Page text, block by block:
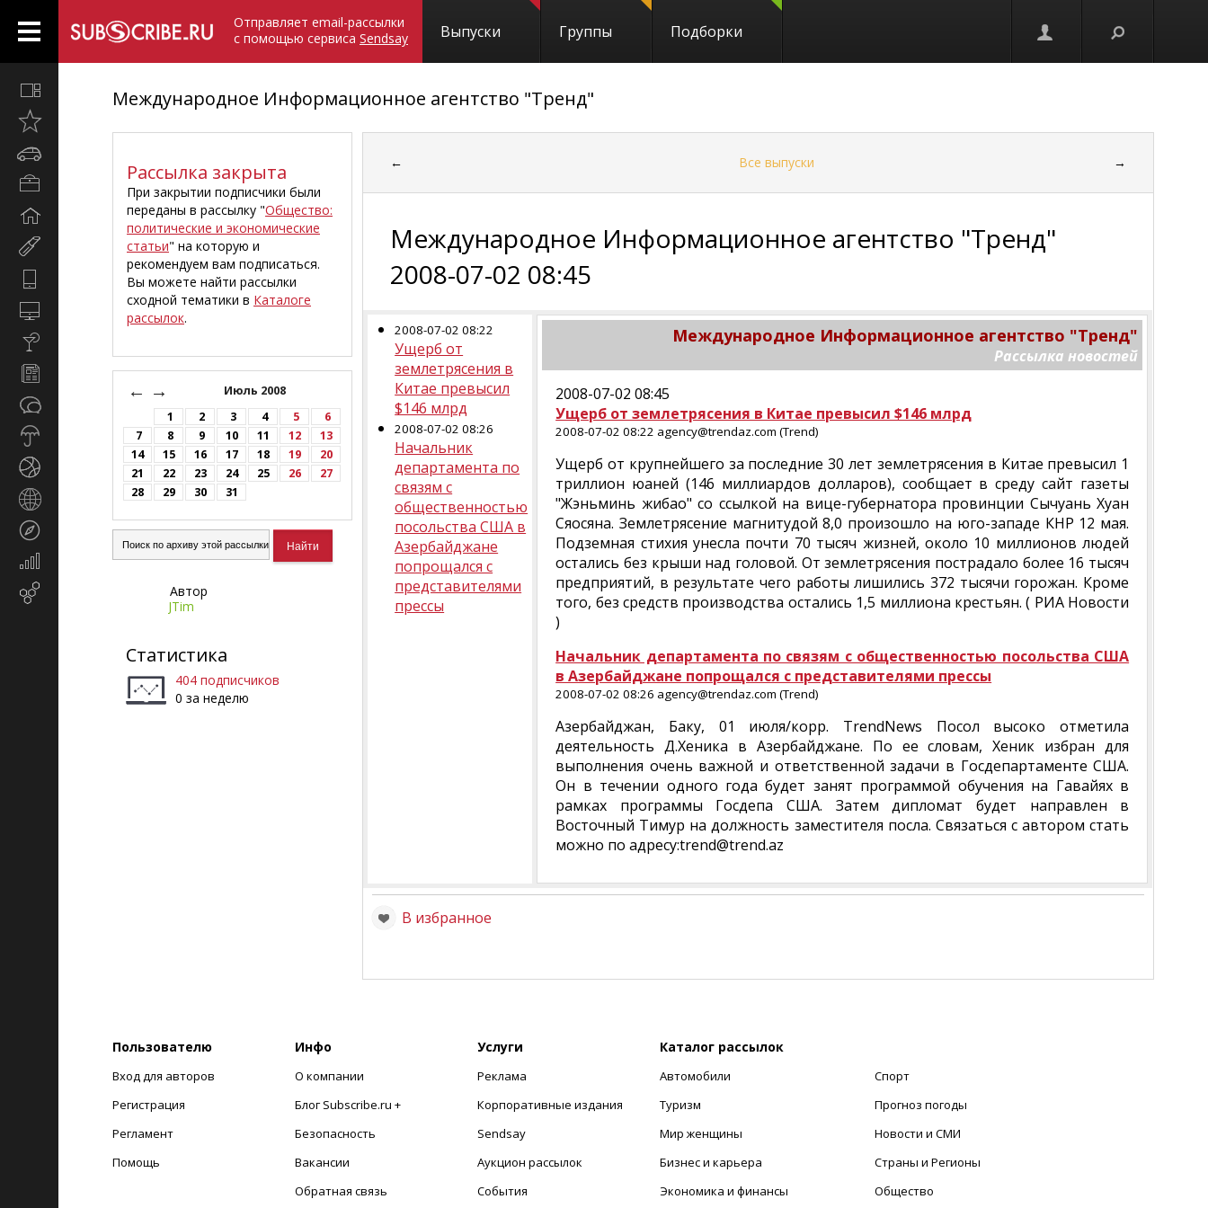
Отправляет email-рассылки
с помощью сервиса Sendsay Выпуски Группы Подборки
недавно
Компьютеры
Новости
регионы
Экономика
Международное Информационное агентство "Тренд"
Рассылка закрыта
При закрытии подписчики были
переданы в рассылку "Общество:
политические и экономические
статьи" на которую и
рекомендуем вам подписаться.
Вы можете найти рассылки
сходной тематики в Каталоге
рассылок.
← Июль 2008
→
1 2 3 4 5
6
7
8 9 10 11 12
13
14
15 16 17 18 19
20
21
22 23 24 25 26
27
28
29 30 31
Автор
JTim
Статистика
404 подписчиков
0 за неделю
← Все выпуски →
Международное Информационное агентство "Тренд"
2008-07-02 08:45
2008-07-02 08:22
Ущерб от
землетрясения в
Китае превысил
$146 млрд
2008-07-02 08:26
Начальник
департамента по
связям с
общественностью
посольства США в
Азербайджане
попрощался с
представителями
прессы
Международное Информационное агентство "Тренд"
Рассылка новостей
2008-07-02 08:45
Ущерб от землетрясения в Китае превысил $146 млрд
2008-07-02 08:22 agency@trendaz.com (Trend)
Ущерб от крупнейшего за последние 30 лет землетрясения в Китае превысил 1
триллион юаней (146 миллиардов долларов), сообщает в среду сайт газеты
"Жэньминь жибао" со ссылкой на вице-губернатора провинции Сычуань Хуан
Сяосяна. Землетрясение магнитудой 8,0 произошло на юго-западе КНР 12 мая.
Подземная стихия унесла почти 70 тысяч жизней, около 10 миллионов людей
остались без крыши над головой. От землетрясения пострадало более 16 тысяч
предприятий, в результате чего работы лишились 372 тысячи горожан. Кроме
того, без средств производства остались 1,5 миллиона крестьян. ( РИА Новости
)
Начальник департамента по связям с общественностью посольства США
в Азербайджане попрощался с представителями прессы
2008-07-02 08:26 agency@trendaz.com (Trend)
Азербайджан, Баку, 01 июля/корр. TrendNews Посол высоко отметила
деятельность Д.Хеника в Азербайджане. По ее словам, Хеник избран для
выполнения очень важной и ответственной задачи в Госдепартаменте США.
Он в течении одного года будет занят программой обучения на Гавайях в
рамках программы Госдепа США. Затем дипломат будет направлен в
Восточный Тимур на должность заместителя посла. Связаться с автором стать
можно по адресу:trend@trend.az
В избранное
Пользователю
Вход для авторов
Регистрация
Регламент
Помощь
Инфо
О компании
Блог Subscribe.ru +
Безопасность
Вакансии
Обратная связь
Услуги
Реклама
Корпоративные издания
Sendsay
Аукцион рассылок
События
Каталог рассылок
Автомобили
Туризм
Мир женщины
Бизнес и карьера
Экономика и финансы
Спорт
Прогноз погоды
Новости и СМИ
Страны и Регионы
Общество